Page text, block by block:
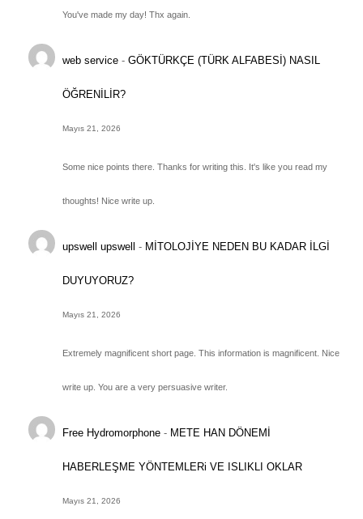
You've made my day! Thx again.
web service -GÖKTÜRKÇE (TÜRK ALFABESİ) NASIL
ÖĞRENİLİR?
Mayıs 21, 2026
Some nice points there. Thanks for writing this. It's like you read my
thoughts! Nice write up.
upswell upswell - MİTOLOJİYE NEDEN BU KADAR İLGİ
DUYUYORUZ?
Mayıs 21, 2026
Extremely magnificent short page. This information is magnificent. Nice
write up. You are a very persuasive writer.
Free Hydromorphone - METE HAN DÖNEMİ
HABERLEŞME YÖNTEMLERi VE ISLIKLI OKLAR
Mayıs 21, 2026